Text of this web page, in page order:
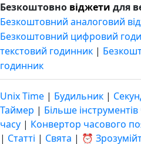
Безкоштовно віджети для
Безкоштовний аналоговий
Безкоштовний цифровий
текстовий годинник |
годинник
Unix Time | Будильник |
Таймер | Більше інструментів
часу | Конвертор часового
| Статті | Свята | ⏰